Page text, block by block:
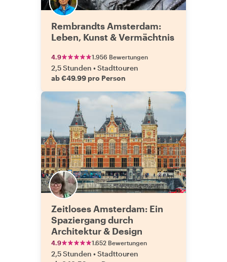
Rembrandts Amsterdam:
Leben, Kunst & Vermächtnis
4.9 1.956 Bewertungen
2,5 Stunden •Stadttouren
ab €49.99 pro Person
Zeitloses Amsterdam: Ein
Spaziergang durch
Architektur & Design
4.9 1.652 Bewertungen
2,5 Stunden •Stadttouren